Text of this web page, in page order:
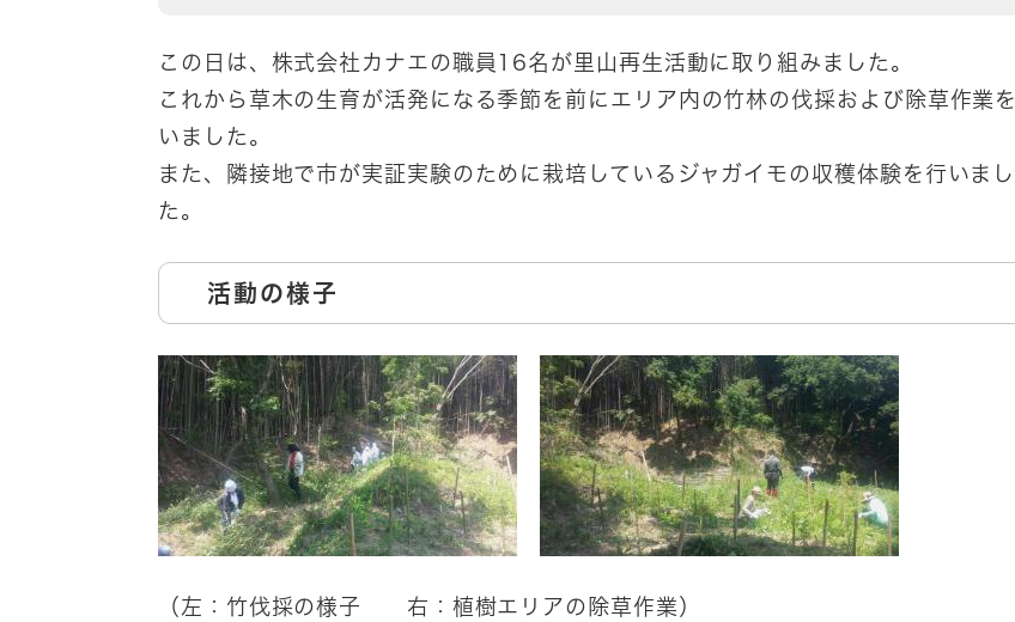
この日は、株式会社カナエの職員16名が里山再生活動に取り組みました。
これから草木の生育が活発になる季節を前にエリア内の竹林の伐採および除草作業
いました。
また、隣接地で市が実証実験のために栽培しているジャガイモの収穫体験を行いまし
た。
活動の様子
（左：竹伐採の様子 右：植樹エリアの除草作業）